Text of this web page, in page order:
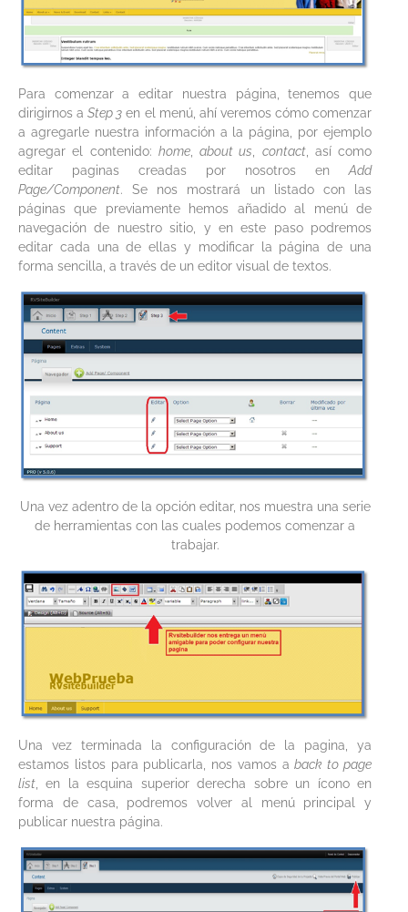
Para comenzar a editar nuestra página, tenemos que
dirigirnos aStep 3 en el menú, ahí veremos cómo comenzar
a agregarle nuestra información a la página, por ejemplo
agregar el contenido: home, about us, contact, así como
editar paginas creadas por nosotros enAdd
Page/Component. Se nos mostrará un listado con las
páginas que previamente hemos añadido al menú de
navegación de nuestro sitio, y en este paso podremos
editar cada una de ellas y modificar la página de una
forma sencilla, a través de un editor visual de textos.
Una vez adentro de la opción editar, nos muestra una serie
de herramientas con las cuales podemos comenzar a
trabajar.
Una vez terminada la configuración de la pagina, ya
estamos listos para publicarla, nos vamos aback to page
list , en la esquina superior derecha sobre un ícono en
forma de casa, podremos volver al menú principal y
publicar nuestra página.